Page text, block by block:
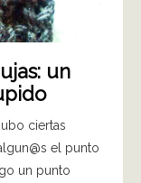
ciertas
el punto
un punto